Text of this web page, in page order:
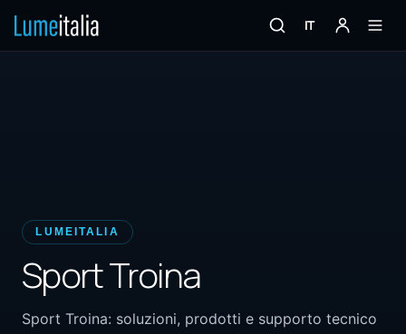
IT
LUMEITALIA
Sport Troina
Sport Troina: soluzioni, prodotti e supporto tecnico